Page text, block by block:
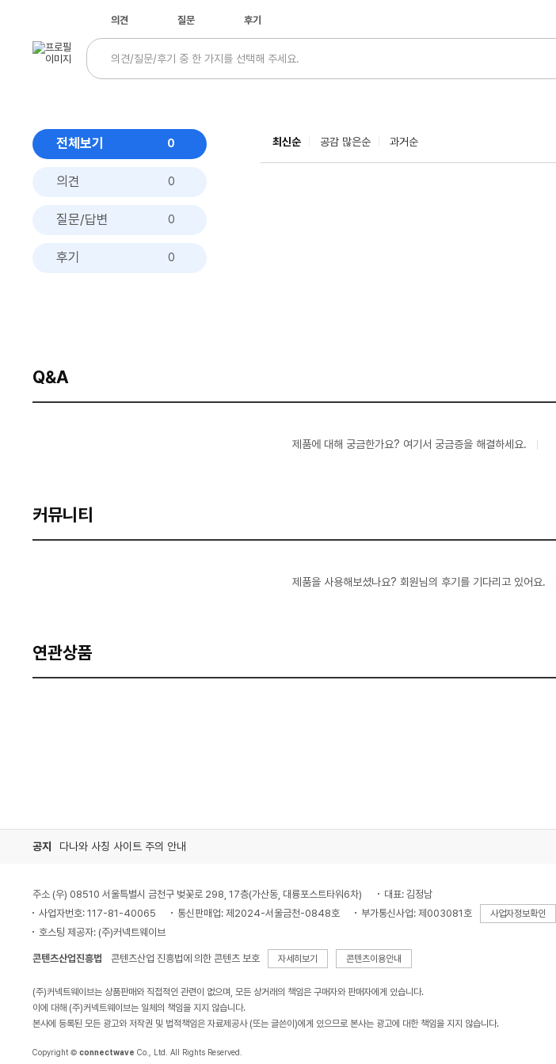
의견 질문 후기
전체보기 0
의견 0
질문/답변 0
후기 0
최신순 공감 많은순 과거순
Q&A
제품에 대해 궁금한가요? 여기서 궁금증을 해결하세요.
커뮤니티
제품을 사용해보셨나요? 회원님의 후기를 기다리고 있어요.
연관상품
공지 다나와 사칭 사이트 주의 안내
주소 (우) 08510 서울특별시 금천구 벚꽃로 298, 17층(가산동, 대륭포스트타워6차)
대표: 김정남
사업자번호: 117-81-40065
통신판매업: 제2024-서울금천-0848호 부가통신사업: 제003081호 사업자정보확인
호스팅 제공자: (주)커넥트웨이브
콘텐츠산업진흥법 콘텐츠산업 진흥법에 의한 콘텐츠 보호 자세히보기 콘텐츠이용안내
(주)커넥트웨이브는 상품판매와 직접적인 관련이 없으며, 모든 상거래의 책임은 구매자와 판매자에게 있습니다.
이에 대해 (주)커넥트웨이브는 일체의 책임을 지지 않습니다.
본사에 등록된 모든 광고와 저작권 및 법적책임은 자료제공사 (또는 글쓴이)에게 있으므로 본사는 광고에 대한 책임을 지지 않습니다.
Copyright © connectwave Co., Ltd. All Rights Reserved.